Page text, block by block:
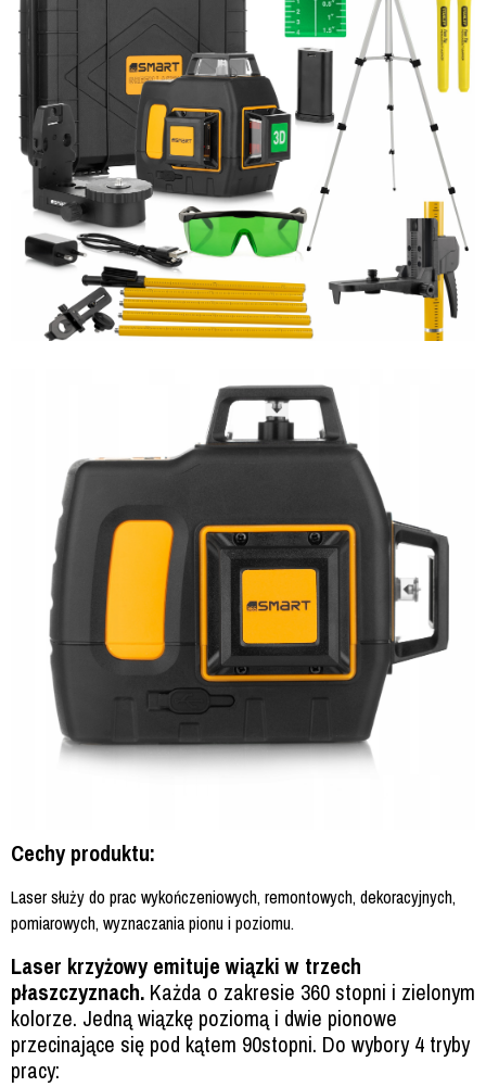
Cechy produktu:
Laser służy do prac wykończeniowych, remontowych, dekoracyjnych,
pomiarowych, wyznaczania pionu i poziomu.
Laser krzyżowy emituje wiązki w trzech
płaszczyznach. Każda o zakresie 360 stopni i zielonym
kolorze. Jedną wiązkę poziomą i dwie pionowe
przecinające się pod kątem 90stopni. Do wybory 4 tryby
pracy: